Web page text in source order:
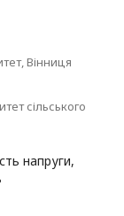
Вінниця
сільського
напруги,